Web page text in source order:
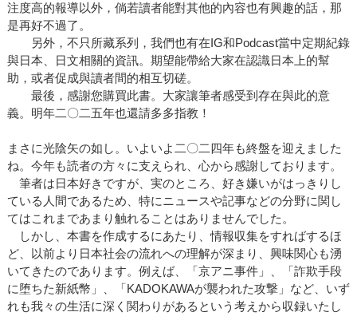
注度高的報導以外，倘若讀者能對其他的內容也有興趣的話，那
是再好不過了。
另外，不只所藏系列，我們也有在IG和Podcast當中定期紀錄
與日本、日文相關的資訊。期望能帶給大家在認識日本上的幫
助，或者促成與讀者間的相互切磋。
最後，感謝您購買此書。大家讓筆者感受到存在與此的意
義。明年二〇二五年也還請多多指教！
まさに光陰矢の如し。いよいよ二〇二四年も終盤を迎えました
ね。今年も読者の方々に支えられ、心から感謝しております。
筆者は日本好きですが、実のところ、好き嫌いがはっきりし
ている人間であるため、特にニュースや記事などの分野に関し
てはこれまであまり触れることはありませんでした。
しかし、本書を作成するにあたり、情報収集をすればするほ
ど、以前より日本社会の流れへの理解が深まり、興味関心も湧
いてきたのであります。例えば、「京アニ事件」、「詐欺手段
に堕ちた新紙幣」、「KADOKAWAが襲われた攻撃」など、いず
れも我々の生活に深く関わりがあるという考えから収録いたし